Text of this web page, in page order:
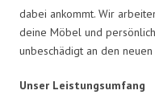
dabei ankommt. Wir
deine Möbel und
unbeschädigt an den
Unser Leistungsumfang